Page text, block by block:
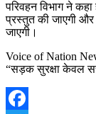
परिवहन विभाग ने
प्रस्तुत की जाएगी और
जाएगी।
Voice of Nation
“सड़क सुरक्षा केवल